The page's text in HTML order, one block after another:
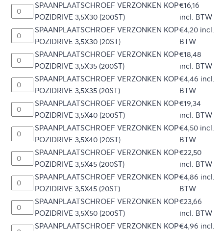
SPAANPLAATSCHROEF VERZONKEN KOP
POZIDRIVE 3,5X30 (200ST)
€16,16
incl. BTW
SPAANPLAATSCHROEF VERZONKEN KOP
POZIDRIVE 3,5X30 (20ST)
€4,20 incl.
BTW
SPAANPLAATSCHROEF VERZONKEN KOP
POZIDRIVE 3,5X35 (200ST)
€18,48
incl. BTW
SPAANPLAATSCHROEF VERZONKEN KOP
POZIDRIVE 3,5X35 (20ST)
€4,46 incl.
BTW
SPAANPLAATSCHROEF VERZONKEN KOP
POZIDRIVE 3,5X40 (200ST)
€19,34
incl. BTW
SPAANPLAATSCHROEF VERZONKEN KOP
POZIDRIVE 3,5X40 (20ST)
€4,50 incl.
BTW
SPAANPLAATSCHROEF VERZONKEN KOP
POZIDRIVE 3,5X45 (200ST)
€22,50
incl. BTW
SPAANPLAATSCHROEF VERZONKEN KOP
POZIDRIVE 3,5X45 (20ST)
€4,86 incl.
BTW
SPAANPLAATSCHROEF VERZONKEN KOP
POZIDRIVE 3,5X50 (200ST)
€23,66
incl. BTW
SPAANPLAATSCHROEF VERZONKEN KOP€4,96 incl.